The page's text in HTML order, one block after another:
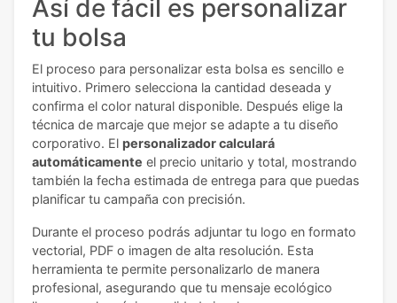
Así de fácil es personalizar
tu bolsa
El proceso para personalizar esta bolsa es sencillo e
intuitivo. Primero selecciona la cantidad deseada y
confirma el color natural disponible. Después elige la
técnica de marcaje que mejor se adapte a tu diseño
corporativo. El personalizador calculará
automáticamente el precio unitario y total, mostrando
también la fecha estimada de entrega para que puedas
planificar tu campaña con precisión.
Durante el proceso podrás adjuntar tu logo en formato
vectorial, PDF o imagen de alta resolución. Esta
herramienta te permite personalizarlo de manera
profesional, asegurando que tu mensaje ecológico